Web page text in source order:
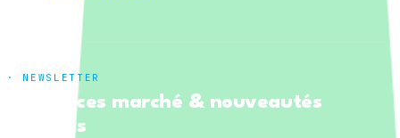
· NEWSLETTER
Tendances marché & nouveautés
produits